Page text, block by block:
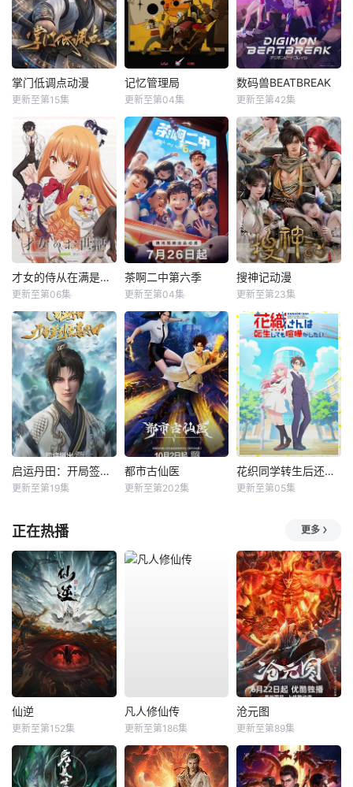
掌门低调点动漫
更新至第15集
记忆管理局
更新至第04集
数码兽BEATBREAK
更新至第42集
才女的侍从在满是高岭之花的贵族学校暗中照顾（毫无生活自理能力的）学院第一大小姐
更新至第06集
茶啊二中第六季
更新至第04集
搜神记动漫
更新至第23集
启运丹田：开局签到至尊丹田
更新至第19集
都市古仙医
更新至第202集
花织同学转生后还是想干架
更新至第05集
正在热播 更多
仙逆
更新至第152集
凡人修仙传
更新至第186集
沧元图
更新至第89集